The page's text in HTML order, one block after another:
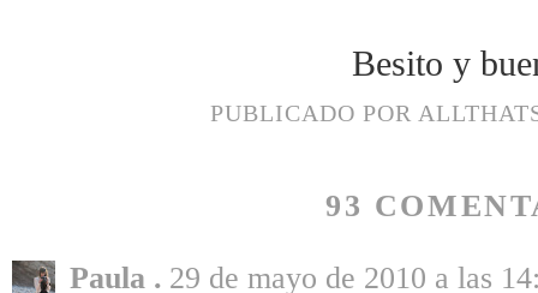
Besito y
PUBLICADO POR
93
Paula . 29 de mayo de 2010 a las